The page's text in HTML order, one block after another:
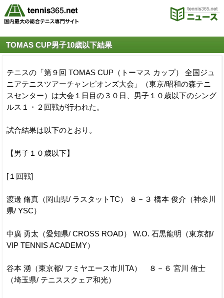
TOMAS CUP男子10歳以下結果
テニスの「第９回 TOMAS CUP（トーマス カップ） 全国ジュ
ニアテニスツアーチャンピオンズ大会」（東京/昭和の森テニ
スセンター）は大会１日目の３０日、男子１０歳以下のシング
ルス１・２回戦が行われた。
試合結果は以下のとおり。
【男子１０歳以下】
[１回戦]
渡邊 脩真（岡山県/ ラスタットTC） ８－３ 橋本 俊介（神奈川
県/ YSC）
中廣 勇太（愛知県/ CROSS ROAD） W.O. 石黒龍明（東京都/
VIP TENNIS ACADEMY）
谷本 湧（東京都/ フミヤエース市川TA） ８－６ 宮川 侑士
（埼玉県/ テニススクェア和光）